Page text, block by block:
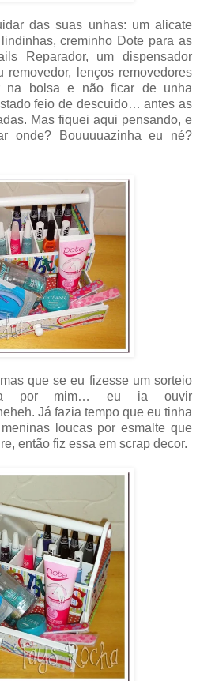
das suas unhas: um alicate
creminho Dote para as
Reparador, um dispensador
removedor, lenços removedores
na bolsa e não ficar de unha
feio de descuido… antes as
Mas fiquei aqui pensando, e
onde? Bouuuuazinha eu né?
que se eu fizesse um sorteio
por mim… eu ia ouvir
Já fazia tempo que eu tinha
loucas por esmalte que
então fiz essa em scrap decor.